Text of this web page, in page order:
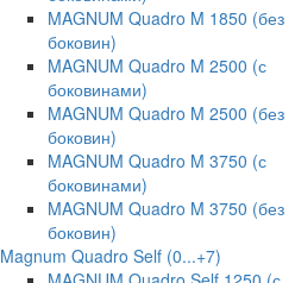
MAGNUM Quadro M 1850 (без
боковин)
MAGNUM Quadro M 2500 (с
боковинами)
MAGNUM Quadro M 2500 (без
боковин)
MAGNUM Quadro M 3750 (с
боковинами)
MAGNUM Quadro M 3750 (без
боковин)
Magnum Quadro Self (0...+7)